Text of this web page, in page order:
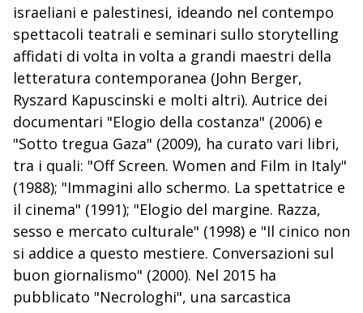
israeliani e palestinesi, ideando nel contempo
spettacoli teatrali e seminari sullo storytelling
affidati di volta in volta a grandi maestri della
letteratura contemporanea (John Berger,
Ryszard Kapuscinski e molti altri). Autrice dei
documentari "Elogio della costanza" (2006) e
"Sotto tregua Gaza" (2009), ha curato vari libri,
tra i quali: "Off Screen. Women and Film in Italy"
(1988); "Immagini allo schermo. La spettatrice e
il cinema" (1991); "Elogio del margine. Razza,
sesso e mercato culturale" (1998) e "Il cinico non
si addice a questo mestiere. Conversazioni sul
buon giornalismo" (2000). Nel 2015 ha
pubblicato "Necrologhi", una sarcastica